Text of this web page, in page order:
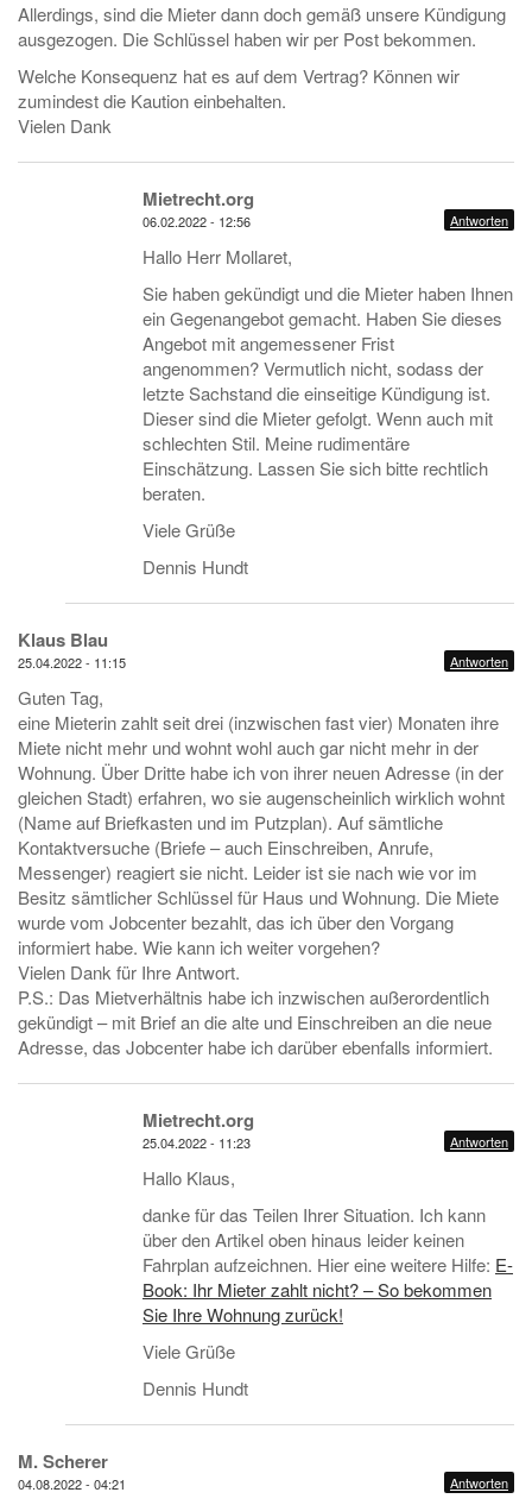
Allerdings, sind die Mieter dann doch gemäß unsere Kündigung
ausgezogen. Die Schlüssel haben wir per Post bekommen.
Welche Konsequenz hat es auf dem Vertrag? Können wir
zumindest die Kaution einbehalten.
Vielen Dank
Mietrecht.org
06.02.2022 - 12:56 Antworten
Hallo Herr Mollaret,
Sie haben gekündigt und die Mieter haben Ihnen
ein Gegenangebot gemacht. Haben Sie dieses
Angebot mit angemessener Frist
angenommen? Vermutlich nicht, sodass der
letzte Sachstand die einseitige Kündigung ist.
Dieser sind die Mieter gefolgt. Wenn auch mit
schlechten Stil. Meine rudimentäre
Einschätzung. Lassen Sie sich bitte rechtlich
beraten.
Viele Grüße
Dennis Hundt
Klaus Blau
25.04.2022 - 11:15 Antworten
Guten Tag,
eine Mieterin zahlt seit drei (inzwischen fast vier) Monaten ihre
Miete nicht mehr und wohnt wohl auch gar nicht mehr in der
Wohnung. Über Dritte habe ich von ihrer neuen Adresse (in der
gleichen Stadt) erfahren, wo sie augenscheinlich wirklich wohnt
(Name auf Briefkasten und im Putzplan). Auf sämtliche
Kontaktversuche (Briefe – auch Einschreiben, Anrufe,
Messenger) reagiert sie nicht. Leider ist sie nach wie vor im
Besitz sämtlicher Schlüssel für Haus und Wohnung. Die Miete
wurde vom Jobcenter bezahlt, das ich über den Vorgang
informiert habe. Wie kann ich weiter vorgehen?
Vielen Dank für Ihre Antwort.
P.S.: Das Mietverhältnis habe ich inzwischen außerordentlich
gekündigt – mit Brief an die alte und Einschreiben an die neue
Adresse, das Jobcenter habe ich darüber ebenfalls informiert.
Mietrecht.org
25.04.2022 - 11:23 Antworten
Hallo Klaus,
danke für das Teilen Ihrer Situation. Ich kann
über den Artikel oben hinaus leider keinen
Fahrplan aufzeichnen. Hier eine weitere Hilfe: E-
Book: Ihr Mieter zahlt nicht? – So bekommen
Sie Ihre Wohnung zurück!
Viele Grüße
Dennis Hundt
M. Scherer
04.08.2022 - 04:21 Antworten